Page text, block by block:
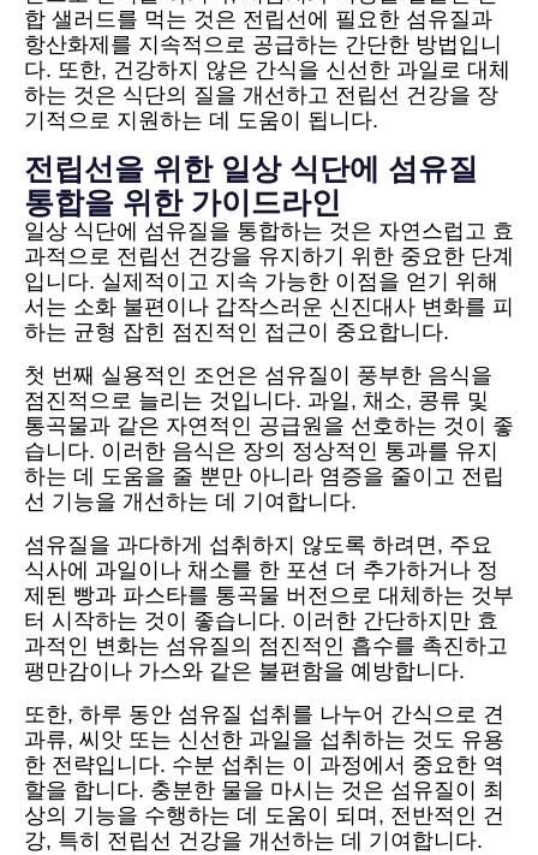
합 샐러드를 먹는 것은 전립선에 필요한 섬유질과
항산화제를 지속적으로 공급하는 간단한 방법입니
다. 또한, 건강하지 않은 간식을 신선한 과일로 대체
하는 것은 식단의 질을 개선하고 전립선 건강을 장
기적으로 지원하는 데 도움이 됩니다.
전립선을 위한 일상 식단에 섬유질
통합을 위한 가이드라인
일상 식단에 섬유질을 통합하는 것은 자연스럽고 효
과적으로 전립선 건강을 유지하기 위한 중요한 단계
입니다. 실제적이고 지속 가능한 이점을 얻기 위해
서는 소화 불편이나 갑작스러운 신진대사 변화를 피
하는 균형 잡힌 점진적인 접근이 중요합니다.
첫 번째 실용적인 조언은 섬유질이 풍부한 음식을
점진적으로 늘리는 것입니다. 과일, 채소, 콩류 및
통곡물과 같은 자연적인 공급원을 선호하는 것이 좋
습니다. 이러한 음식은 장의 정상적인 통과를 유지
하는 데 도움을 줄 뿐만 아니라 염증을 줄이고 전립
선 기능을 개선하는 데 기여합니다.
섬유질을 과다하게 섭취하지 않도록 하려면, 주요
식사에 과일이나 채소를 한 포션 더 추가하거나 정
제된 빵과 파스타를 통곡물 버전으로 대체하는 것부
터 시작하는 것이 좋습니다. 이러한 간단하지만 효
과적인 변화는 섬유질의 점진적인 흡수를 촉진하고
팽만감이나 가스와 같은 불편함을 예방합니다.
또한, 하루 동안 섬유질 섭취를 나누어 간식으로 견
과류, 씨앗 또는 신선한 과일을 섭취하는 것도 유용
한 전략입니다. 수분 섭취는 이 과정에서 중요한 역
할을 합니다. 충분한 물을 마시는 것은 섬유질이 최
상의 기능을 수행하는 데 도움이 되며, 전반적인 건
강, 특히 전립선 건강을 개선하는 데 기여합니다.